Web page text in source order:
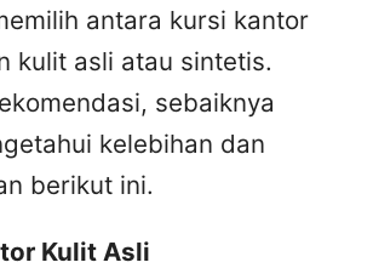
antara kursi kantor
kulit asli atau sintetis.
sebaiknya
kelebihan dan
berikut ini.
Kulit Asli